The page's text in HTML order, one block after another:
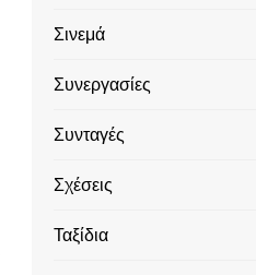
Σινεμά
Συνεργασίες
Συνταγές
Σχέσεις
Ταξίδια